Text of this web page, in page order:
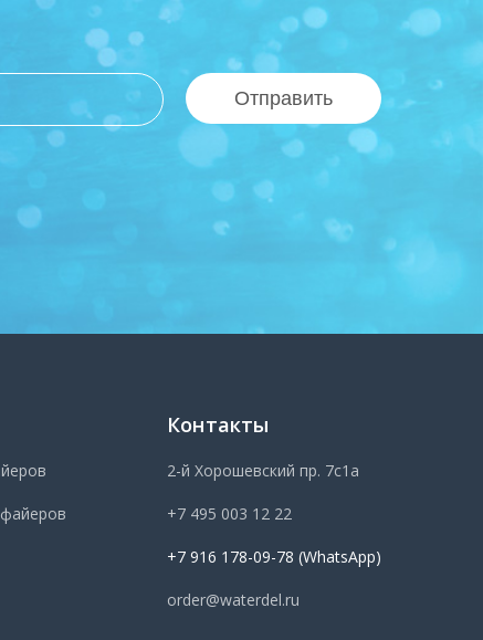
Отправить
Контакты
2-й Хорошевский пр. 7с1а
+7 495 003 12 22
+7 916 178-09-78 (WhatsApp)
order@waterdel.ru